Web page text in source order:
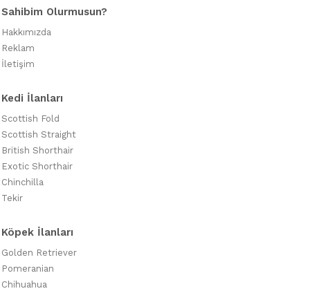
Sahibim Olurmusun?
Hakkımızda
Reklam
İletişim
Kedi İlanları
Scottish Fold
Scottish Straight
British Shorthair
Exotic Shorthair
Chinchilla
Tekir
Köpek İlanları
Golden Retriever
Pomeranian
Chihuahua